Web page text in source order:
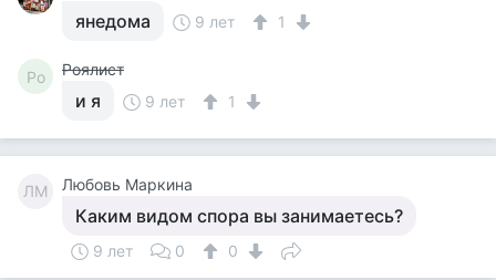
янeдoма 9 лет 1
Ро Роялист
и я 9 лет 1
ЛМ Любовь Маркина
Каким видом спора вы занимаетесь?
9 лет 0 0